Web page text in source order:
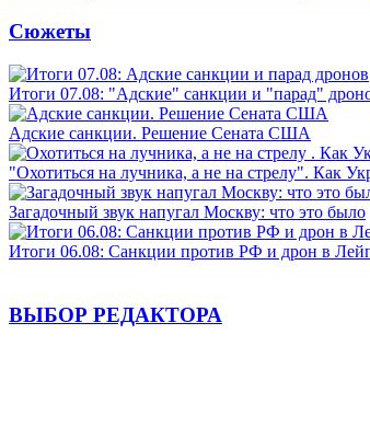
Сюжеты
Итоги 07.08: "Адские" санкции и "парад"
Адские санкции. Решение Сената США
"Охотиться на лучника, а не на стрелу". Как
Загадочный звук напугал Москву: что это было
Итоги 06.08: Санкции против РФ и дрон в
ВЫБОР РЕДАКТОРА